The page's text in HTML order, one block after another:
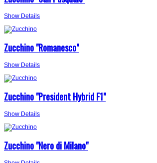
Show Details
Zucchino "Romanesco"
Show Details
Zucchino "President Hybrid F1"
Show Details
Zucchino "Nero di Milano"